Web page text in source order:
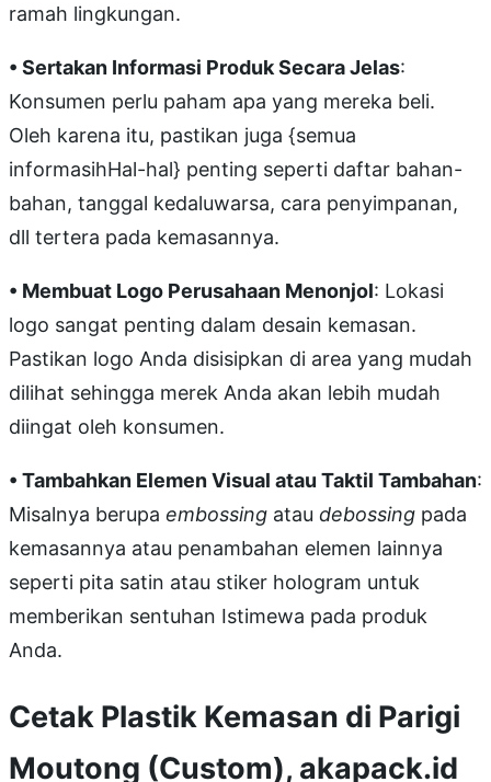
ramah lingkungan.
• Sertakan Informasi Produk Secara Jelas:
Konsumen perlu paham apa yang mereka beli.
Oleh karena itu, pastikan juga {semua
informasihHal-hal} penting seperti daftar bahan-
bahan, tanggal kedaluwarsa, cara penyimpanan,
dll tertera pada kemasannya.
• Membuat Logo Perusahaan Menonjol: Lokasi
logo sangat penting dalam desain kemasan.
Pastikan logo Anda disisipkan di area yang mudah
dilihat sehingga merek Anda akan lebih mudah
diingat oleh konsumen.
• Tambahkan Elemen Visual atau Taktil Tambahan:
Misalnya berupa embossing atau debossing pada
kemasannya atau penambahan elemen lainnya
seperti pita satin atau stiker hologram untuk
memberikan sentuhan Istimewa pada produk
Anda.
Cetak Plastik Kemasan di Parigi
Moutong (Custom), akapack.id